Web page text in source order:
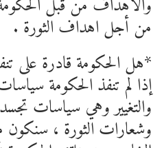
من أجل اهداف الثورة .
*هل الحكومة قادرة على
إذا لم تنفذ الحكومة
والتغيير وهي سياسات
وشعارات الثورة ، سنكون